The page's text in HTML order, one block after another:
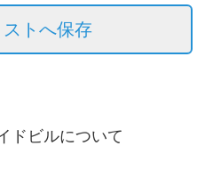
トへ保存
ドビルについて